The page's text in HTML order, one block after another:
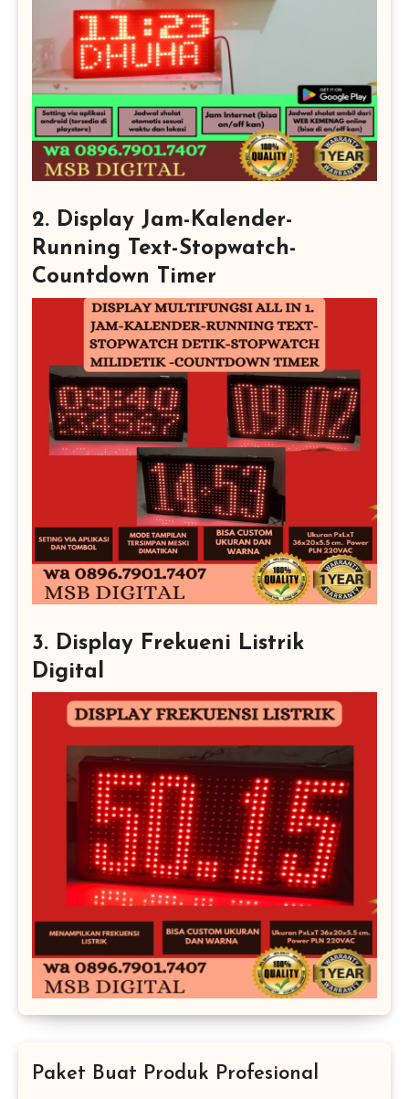
2. Display Jam-Kalender-
Running Text-Stopwatch-
Countdown Timer
3. Display Frekueni Listrik
Digital
Paket Buat Produk Profesional